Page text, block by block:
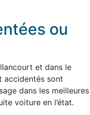
ou
et dans le
accidentés sont
dans les meilleures
voiture en l’état.